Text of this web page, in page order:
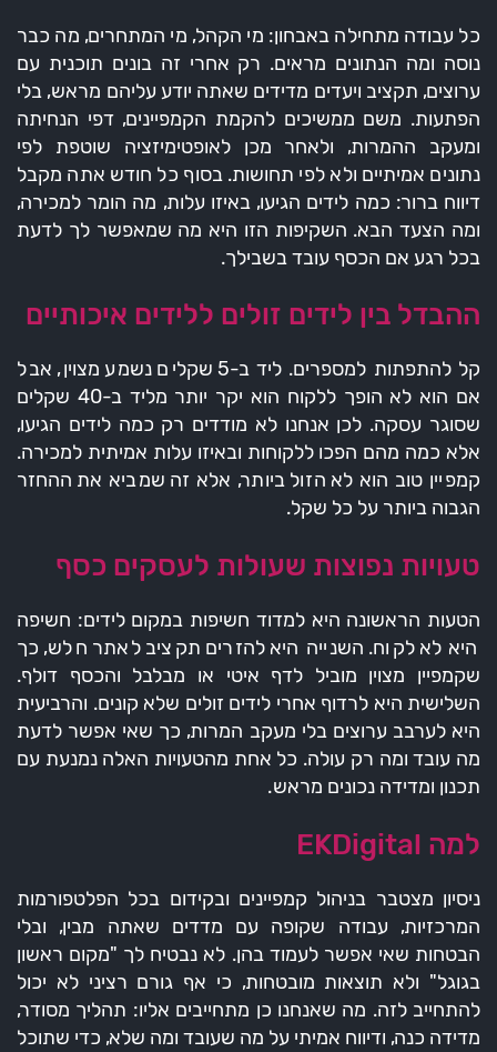
כל עבודה מתחילה באבחון: מי הקהל, מי המתחרים, מה כבר
נוסה ומה הנתונים מראים. רק אחרי זה בונים תוכנית עם
ערוצים, תקציב ויעדים מדידים שאתה יודע עליהם מראש, בלי
הפתעות. משם ממשיכים להקמת הקמפיינים, דפי הנחיתה
ומעקב ההמרות, ולאחר מכן לאופטימיזציה שוטפת לפי
נתונים אמיתיים ולא לפי תחושות. בסוף כל חודש אתה מקבל
דיווח ברור: כמה לידים הגיעו, באיזו עלות, מה הומר למכירה,
ומה הצעד הבא. השקיפות הזו היא מה שמאפשר לך לדעת
בכל רגע אם הכסף עובד בשבילך.
ההבדל בין לידים זולים ללידים איכותיים
קל להתפתות למספרים. ליד ב-5 שקלים נשמע מצוין, אבל
אם הוא לא הופך ללקוח הוא יקר יותר מליד ב-40 שקלים
שסוגר עסקה. לכן אנחנו לא מודדים רק כמה לידים הגיעו,
אלא כמה מהם הפכו ללקוחות ובאיזו עלות אמיתית למכירה.
קמפיין טוב הוא לא הזול ביותר, אלא זה שמביא את ההחזר
הגבוה ביותר על כל שקל.
טעויות נפוצות שעולות לעסקים כסף
הטעות הראשונה היא למדוד חשיפות במקום לידים: חשיפה
היא לא לקוח. השנייה היא להזרים תקציב לאתר חלש, כך
שקמפיין מצוין מוביל לדף איטי או מבלבל והכסף דולף.
השלישית היא לרדוף אחרי לידים זולים שלא קונים. והרביעית
היא לערבב ערוצים בלי מעקב המרות, כך שאי אפשר לדעת
מה עובד ומה רק עולה. כל אחת מהטעויות האלה נמנעת עם
תכנון ומדידה נכונים מראש.
למה EKDigital
ניסיון מצטבר בניהול קמפיינים ובקידום בכל הפלטפורמות
המרכזיות, עבודה שקופה עם מדדים שאתה מבין, ובלי
הבטחות שאי אפשר לעמוד בהן. לא נבטיח לך "מקום ראשון
בגוגל" ולא תוצאות מובטחות, כי אף גורם רציני לא יכול
להתחייב לזה. מה שאנחנו כן מתחייבים אליו: תהליך מסודר,
מדידה כנה, ודיווח אמיתי על מה שעובד ומה שלא, כדי שתוכל